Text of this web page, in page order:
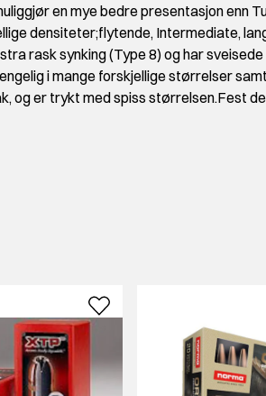
en mye bedre presentasjon enn
densiteter;flytende, Intermediate,
rask synking (Type 8) og har
i mange forskjellige størrelser samt
og er trykt med spiss størrelsen.Fest